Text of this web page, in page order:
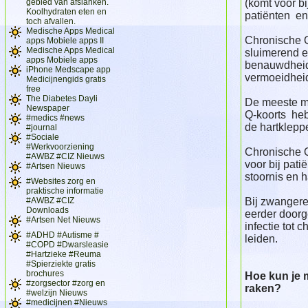
Koolhydraten eten en
toch afvallen.
Medische Apps Medical
apps Mobiele apps II
Medische Apps Medical
apps Mobiele apps
iPhone Medscape app
Medicijnengids gratis
free
The Diabetes Dayli
Newspaper
#medics #news
#journal
#Sociale
#Werkvoorziening
#AWBZ #CIZ Nieuws
#Artsen Nieuws
#Websites zorg en
praktische informatie
#AWBZ #CIZ
Downloads
#Artsen Net Nieuws
#ADHD #Autisme #
#COPD #Dwarsleasie
#Hartzieke #Reuma
#Spierziekte gratis
brochures
#zorgsector #zorg en
#welzijn Nieuws
#medicijnen #Nieuws
(komt voor
patiënten
Chronische
sluimerend
De meeste
Q-koorts
de
Chronische
voor bij
stoornis en
Bij
eerder
infectie tot
leiden.
Hoe kun je
raken?